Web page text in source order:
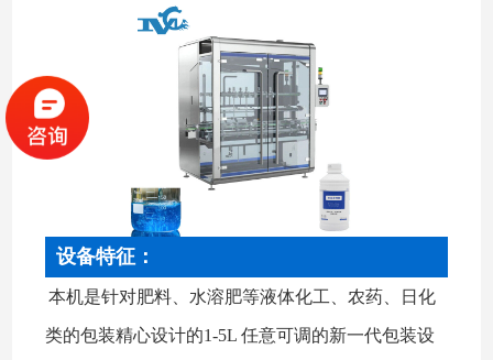
设备特征：
本机是针对肥料、水溶肥等液体化工、农药、日化
类的包装精心设计的1-5L 任意可调的新一代包装设